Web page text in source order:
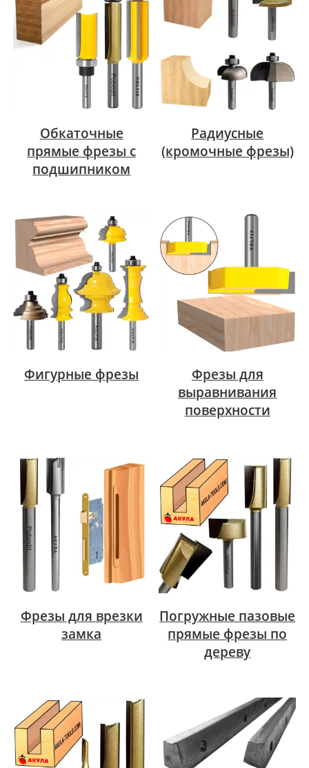
Обкаточные
прямые фрезы с
подшипником
Радиусные
(кромочные фрезы)
Фигурные фрезы
Фрезы для
выравнивания
поверхности
Фрезы для врезки
замка
Погружные пазовые
прямые фрезы по
дереву